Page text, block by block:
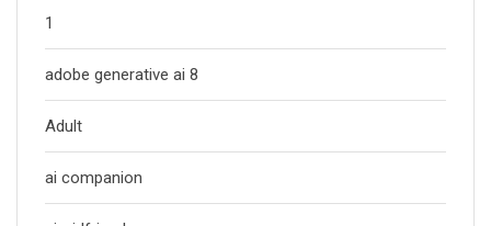
1
adobe generative ai 8
Adult
ai companion